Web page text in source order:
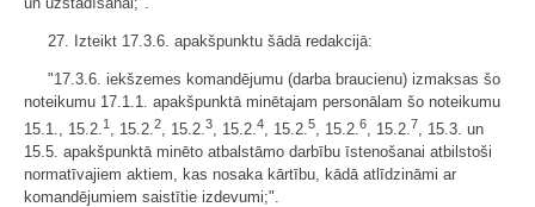
27. Izteikt 17.3.6. apakšpunktu šādā redakcijā:
"17.3.6. iekšzemes komandējumu (darba braucienu) izmaksas šo
noteikumu 17.1.1. apakšpunktā minētajam personālam šo noteikumu
15.1., 15.2. 1 , 15.2. 2 , 15.2. 3 , 15.2. 4 , 15.2. 5 , 15.2. 6 , 15.2. 7
, 15.3. un
15.5. apakšpunktā minēto atbalstāmo darbību īstenošanai atbilstoši
normatīvajiem aktiem, kas nosaka kārtību, kādā atlīdzināmi ar
komandējumiem saistītie izdevumi;".